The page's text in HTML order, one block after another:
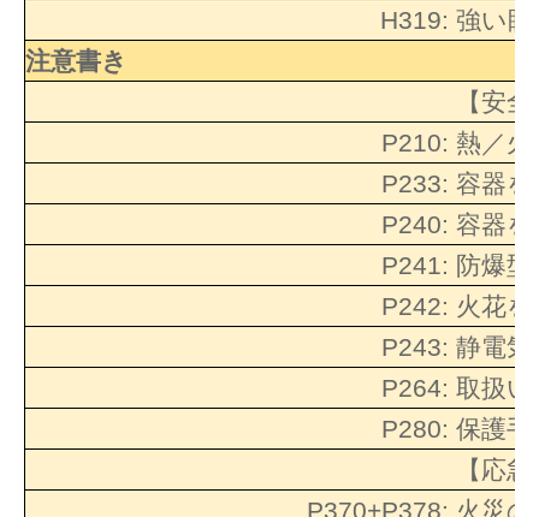
H319: 強い眼
注意書き
【安
P210: 熱／
P233: 容器
P240: 容器
P241: 防爆
P242: 火花
P243: 静電
P264: 取扱
P280: 保護手
【応
P370+P378: 火災